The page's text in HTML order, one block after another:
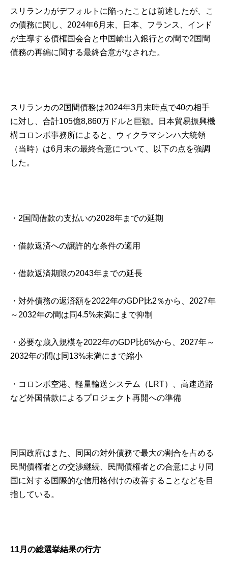
スリランカがデフォルトに陥ったことは前述したが、こ
の債務に関し、2024年6月末、日本、フランス、インド
が主導する債権国会合と中国輸出入銀行との間で2国間
債務の再編に関する最終合意がなされた。
スリランカの2国間債務は2024年3月末時点で40の相手
に対し、合計105億8,860万ドルと巨額。日本貿易振興機
構コロンボ事務所によると、ウィクラマシンハ大統領
（当時）は6月末の最終合意について、以下の点を強調
した。
・2国間借款の支払いの2028年までの延期
・借款返済への譲許的な条件の適用
・借款返済期限の2043年までの延長
・対外債務の返済額を2022年のGDP比2％から、2027年
～2032年の間は同4.5%未満にまで抑制
・必要な歳入規模を2022年のGDP比6%から、2027年～
2032年の間は同13%未満にまで縮小
・コロンボ空港、軽量輸送システム（LRT）、高速道路
など外国借款によるプロジェクト再開への準備
同国政府はまた、同国の対外債務で最大の割合を占める
民間債権者との交渉継続、民間債権者との合意により同
国に対する国際的な信用格付けの改善することなどを目
指している。
11月の総選挙結果の行方